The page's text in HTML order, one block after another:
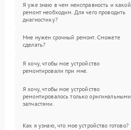
Я уже знаю в чем неисправность и какой
ремонт необходим. Для чего проводить
диагностику?
Мне нужен срочный ремонт. Сможете
сделать?
Я хочу, чтобы мое устройство
ремонтировали при мне.
Я хочу, чтобы мое устройство
ремонтировалось только оригинальными
запчастями.
Как я узнаю, что мое устройство готово?